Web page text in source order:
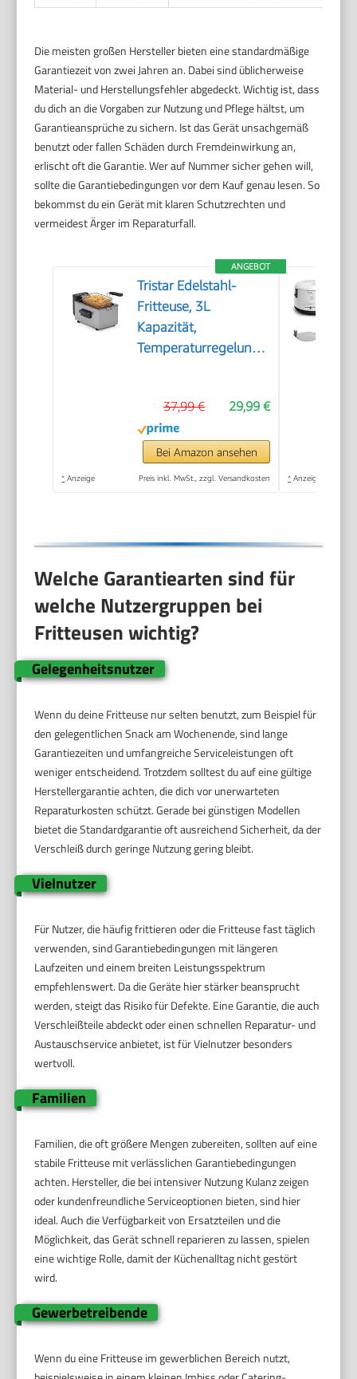
Die meisten großen Hersteller bieten eine standardmäßige
Garantiezeit von zwei Jahren an. Dabei sind üblicherweise
Material- und Herstellungsfehler abgedeckt. Wichtig ist, dass
du dich an die Vorgaben zur Nutzung und Pflege hältst, um
Garantieansprüche zu sichern. Ist das Gerät unsachgemäß
benutzt oder fallen Schäden durch Fremdeinwirkung an,
erlischt oft die Garantie. Wer auf Nummer sicher gehen will,
sollte die Garantiebedingungen vor dem Kauf genau lesen. So
bekommst du ein Gerät mit klaren Schutzrechten und
vermeidest Ärger im Reparaturfall.
ANGEBOT
Tristar Edelstahl-
Fritteuse, 3L
Kapazität,
Temperaturregelung
Teile, Cool-Touch-
Gehäuse, Einfach zu
Reinigen, FR-9326
29,99 €
37,99 €
Bei Amazon ansehen
* Anzeige Preis inkl. MwSt., zzgl. Versandkosten * Anzeige
Welche Garantiearten sind für
welche Nutzergruppen bei
Fritteusen wichtig?
Gelegenheitsnutzer
Wenn du deine Fritteuse nur selten benutzt, zum Beispiel für
den gelegentlichen Snack am Wochenende, sind lange
Garantiezeiten und umfangreiche Serviceleistungen oft
weniger entscheidend. Trotzdem solltest du auf eine gültige
Herstellergarantie achten, die dich vor unerwarteten
Reparaturkosten schützt. Gerade bei günstigen Modellen
bietet die Standardgarantie oft ausreichend Sicherheit, da der
Verschleiß durch geringe Nutzung gering bleibt.
Vielnutzer
Für Nutzer, die häufig frittieren oder die Fritteuse fast täglich
verwenden, sind Garantiebedingungen mit längeren
Laufzeiten und einem breiten Leistungsspektrum
empfehlenswert. Da die Geräte hier stärker beansprucht
werden, steigt das Risiko für Defekte. Eine Garantie, die auch
Verschleißteile abdeckt oder einen schnellen Reparatur- und
Austauschservice anbietet, ist für Vielnutzer besonders
wertvoll.
Familien
Familien, die oft größere Mengen zubereiten, sollten auf eine
stabile Fritteuse mit verlässlichen Garantiebedingungen
achten. Hersteller, die bei intensiver Nutzung Kulanz zeigen
oder kundenfreundliche Serviceoptionen bieten, sind hier
ideal. Auch die Verfügbarkeit von Ersatzteilen und die
Möglichkeit, das Gerät schnell reparieren zu lassen, spielen
eine wichtige Rolle, damit der Küchenalltag nicht gestört
wird.
Gewerbetreibende
Wenn du eine Fritteuse im gewerblichen Bereich nutzt,